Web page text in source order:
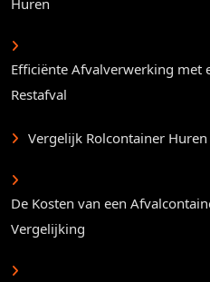
Huren
Efficiënte Afvalverwerking met
Restafval
Vergelijk Rolcontainer
De Kosten van een
Vergelijking